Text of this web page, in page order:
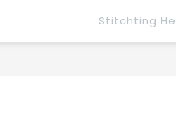
Stitchting